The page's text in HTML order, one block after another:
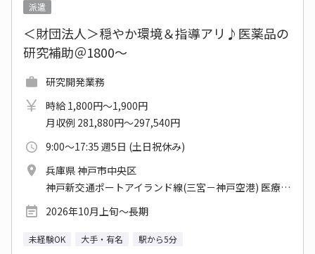
派遣
＜財団法人＞穏やか環境＆指導アリ♪医薬品の
研究補助＠1800～
研究開発業務
時給 1,800円～1,900円
月収例 281,880円～297,540円
9:00～17:35 週5日 (土日祝休み)
兵庫県 神戸市中央区
神戸新交通ポートアイランド線(三宮－神戸空港) 医療センター駅
2026年10月上旬～長期
未経験OK 大手・有名 駅から5分